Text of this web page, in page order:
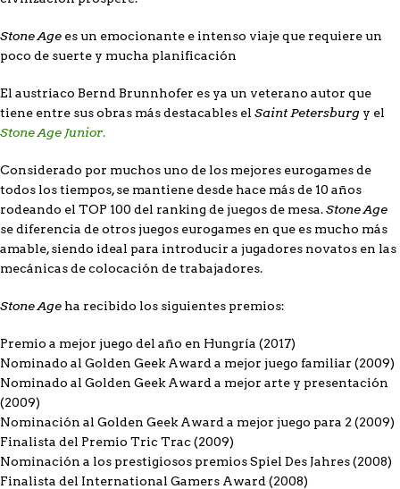
Stone Age es un emocionante e intenso viaje que requiere un
poco de suerte y mucha planificación
El austriaco Bernd Brunnhofer es ya un veterano autor que
tiene entre sus obras más destacables el Saint Petersburg y el
Stone Age Junior.
Considerado por muchos uno de los mejores eurogames de
todos los tiempos, se mantiene desde hace más de 10 años
rodeando el TOP 100 del ranking de juegos de mesa.Stone Age
se diferencia de otros juegos eurogames en que es mucho más
amable, siendo ideal para introducir a jugadores novatos en las
mecánicas de colocación de trabajadores.
Stone Age ha recibido los siguientes premios:
Premio a mejor juego del año en Hungría (2017)
Nominado al Golden Geek Award a mejor juego familiar (2009)
Nominado al Golden Geek Award a mejor arte y presentación
(2009)
Nominación al Golden Geek Award a mejor juego para 2 (2009)
Finalista del Premio Tric Trac (2009)
Nominación a los prestigiosos premios Spiel Des Jahres (2008)
Finalista del International Gamers Award (2008)